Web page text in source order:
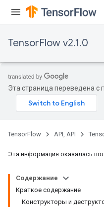
TensorFlow v2.1.0
Эта страница переведена
TensorFlow API, API
Эта информация оказалась
Содержание
Краткое содержание
Конструкторы и